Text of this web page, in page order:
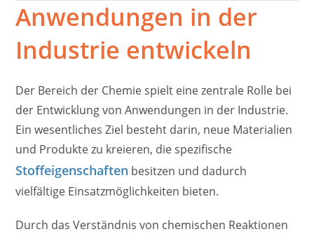
Anwendungen in der
Industrie entwickeln
Der Bereich der Chemie spielt eine zentrale Rolle bei
der Entwicklung von Anwendungen in der Industrie.
Ein wesentliches Ziel besteht darin, neue Materialien
und Produkte zu kreieren, die spezifische
Stoffeigenschaften besitzen und dadurch
vielfältige Einsatzmöglichkeiten bieten.
Durch das Verständnis von chemischen Reaktionen